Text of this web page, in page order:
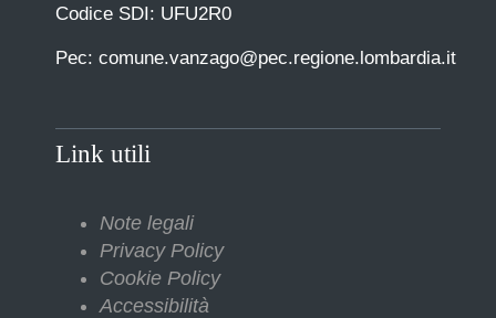
Codice SDI: UFU2R0
Pec: comune.vanzago@pec.regione.lombardia.it
Link utili
Note legali
Privacy Policy
Cookie Policy
Accessibilità